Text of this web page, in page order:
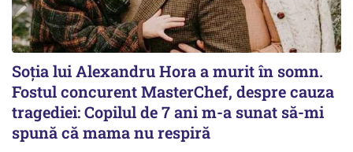
Soția lui Alexandru Hora a murit în somn.
Fostul concurent MasterChef, despre cauza
tragediei: Copilul de 7 ani m-a sunat să-mi
spună că mama nu respiră